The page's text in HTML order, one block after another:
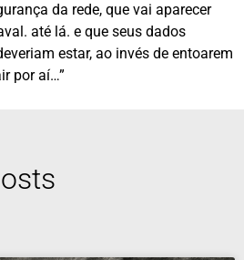
da rede, que vai aparecer
até lá. e que seus dados
estar, ao invés de entoarem
por aí…”